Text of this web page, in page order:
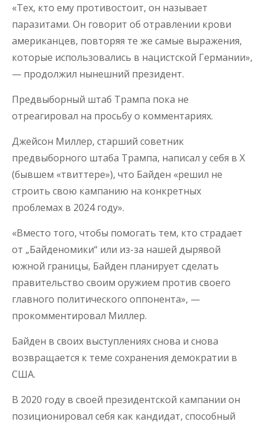
«Тех, кто ему противостоит, он называет
паразитами. Он говорит об отравлении крови
американцев, повторяя те же самые выражения,
которые использовались в нацистской Германии»,
— продолжил нынешний президент.
Предвыборный штаб Трампа пока не
отреагировал на просьбу о комментариях.
Джейсон Миллер, старший советник
предвыборного штаба Трампа, написал у себя в X
(бывшем «твиттере»), что Байден «решил не
строить свою кампанию на конкретных
проблемах в 2024 году».
«Вместо того, чтобы помогать тем, кто страдает
от „Байденомики“ или из-за нашей дырявой
южной границы, Байден планирует сделать
правительство своим оружием против своего
главного политического оппонента», —
прокомментировал Миллер.
Байден в своих выступлениях снова и снова
возвращается к теме сохранения демократии в
США.
В 2020 году в своей президентской кампании он
позиционировал себя как кандидат, способный